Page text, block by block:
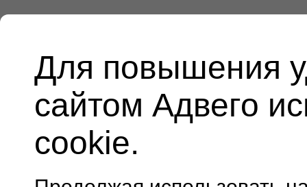
Для повышения
сайтом Адвего
cookie.